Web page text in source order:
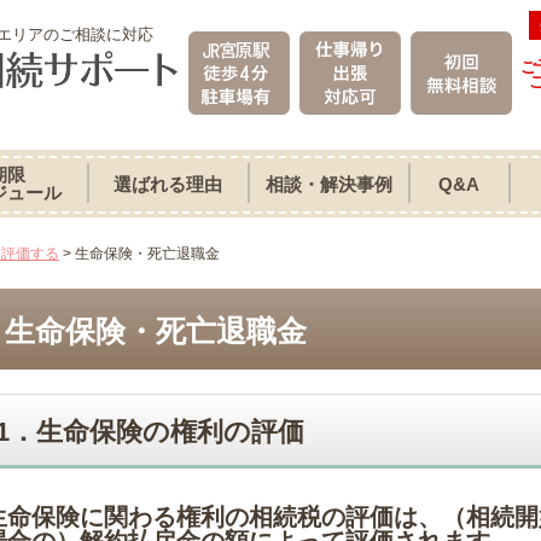
リアのご相談に対応
ご
限
ュール
選ばれる理由 相談・解決事例 Q&A
価する > 生命保険・死亡退職金
生命保険・死亡退職金
．生命保険の権利の評価
命保険に関わる権利の相続税の評価は、
（相続